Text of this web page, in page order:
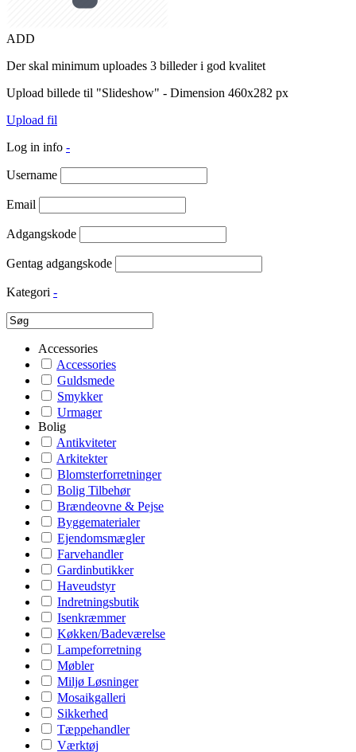
ADD
Der skal minimum uploades 3 billeder i god kvalitet
Upload billede til "Slideshow" - Dimension 460x282 px
Upload fil
Log in info -
Username
Email
Adgangskode
Gentag adgangskode
Kategori -
Accessories
Accessories
Guldsmede
Smykker
Urmager
Bolig
Antikviteter
Arkitekter
Blomsterforretninger
Bolig Tilbehør
Brændeovne & Pejse
Byggematerialer
Ejendomsmægler
Farvehandler
Gardinbutikker
Haveudstyr
Indretningsbutik
Isenkræmmer
Køkken/Badeværelse
Lampeforretning
Møbler
Miljø Løsninger
Mosaikgalleri
Sikkerhed
Tæppehandler
Værktøj